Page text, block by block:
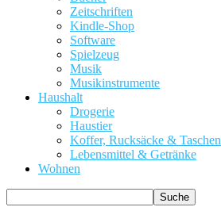
Zeitschriften
Kindle-Shop
Software
Spielzeug
Musik
Musikinstrumente
Haushalt
Drogerie
Haustier
Koffer, Rucksäcke & Taschen
Lebensmittel & Getränke
Wohnen